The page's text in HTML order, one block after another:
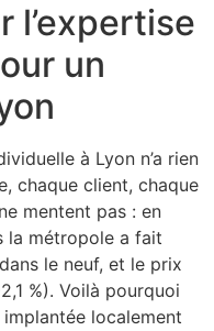
l’expertise
un
à Lyon n’a rien
chaque client, chaque
mentent pas : en
la métropole a fait
le neuf, et le prix
%). Voilà pourquoi
implantée localement